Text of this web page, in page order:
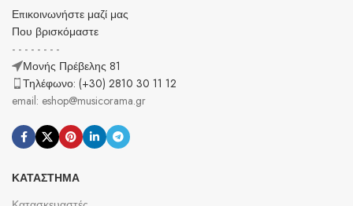
Επικοινωνήστε μαζί μας
Που βρισκόμαστε
- - - - - - - -
Μονής Πρέβελης 81
Τηλέφωνο: (+30) 2810 30 11 12
email: eshop@musicorama.gr
ΚΑΤΆΣΤΗΜΑ